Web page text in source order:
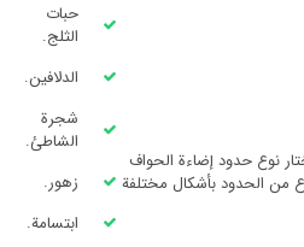
نوع حدود إضاءة الحواف
لأنه يوفر أكثر من 15 نوع من الحدود بأشكال مختلفة
حبات
الثلج.
الدلافين.
شجرة
الشاطئ.
زهور.
ابتسامة.